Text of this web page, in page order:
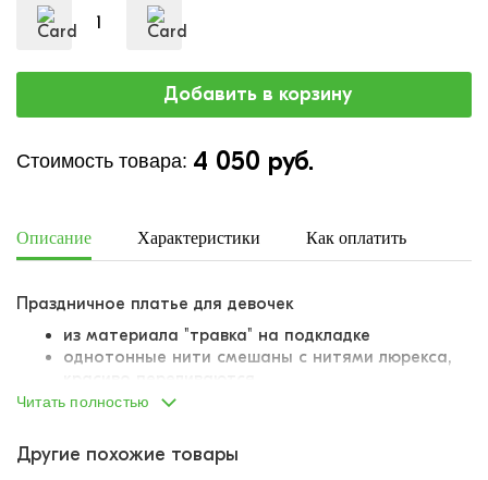
Стоимость товара: 4 050 руб.
Описание Характеристики Как оплатить
Праздничное платье для девочек
из материала "травка" на подкладке
однотонные нити смешаны с нитями люрекса,
А-образный силуэт
длина мини
Читать полностью
Другие похожие товары